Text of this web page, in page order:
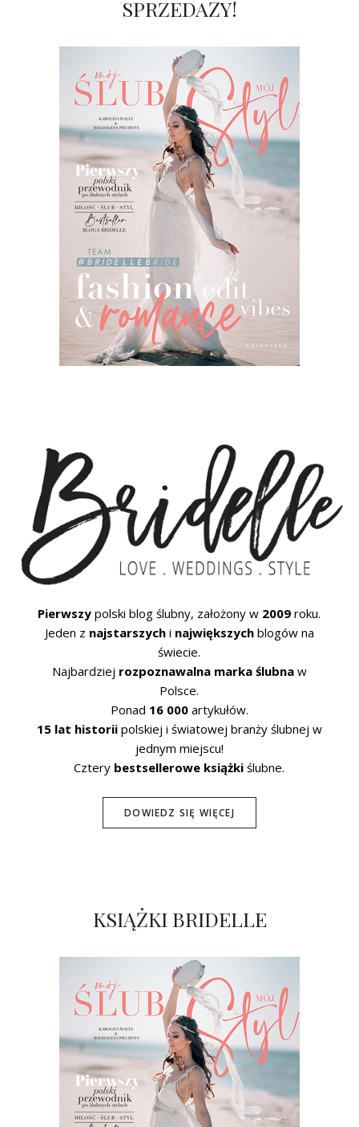
SPRZEDAŻY!
Pierwszy polski blog ślubny, założony w 2009 roku.
Jeden z najstarszychi największychblogów na
świecie.
Najbardziej rozpoznawalna marka ślubnaw
Polsce.
Ponad 16 000artykułów.
15 lat historiipolskiej i światowej branży ślubnej w
jednym miejscu!
Cztery bestsellerowe książki ślubne.
DOWIEDZ SIĘ WIĘCEJ
KSIĄŻKI BRIDELLE